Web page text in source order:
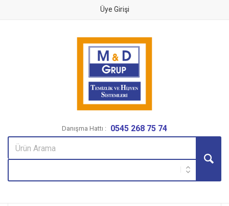
Üye Girişi
Danışma Hattı : 0545 268 75 74